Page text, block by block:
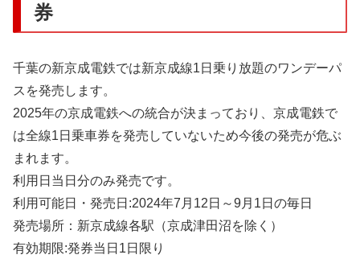
券
千葉の新京成電鉄では新京成線1日乗り放題のワンデーパ
スを発売します。
2025年の京成電鉄への統合が決まっており、京成電鉄で
は全線1日乗車券を発売していないため今後の発売が危ぶ
まれます。
利用日当日分のみ発売です。
利用可能日・発売日:2024年7月12日～9月1日の毎日
発売場所：新京成線各駅（京成津田沼を除く）
有効期限:発券当日1日限り